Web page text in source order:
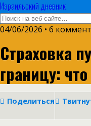
Израильский дневник
04/06/2026 • 6
Страховка
границу:
Поделиться